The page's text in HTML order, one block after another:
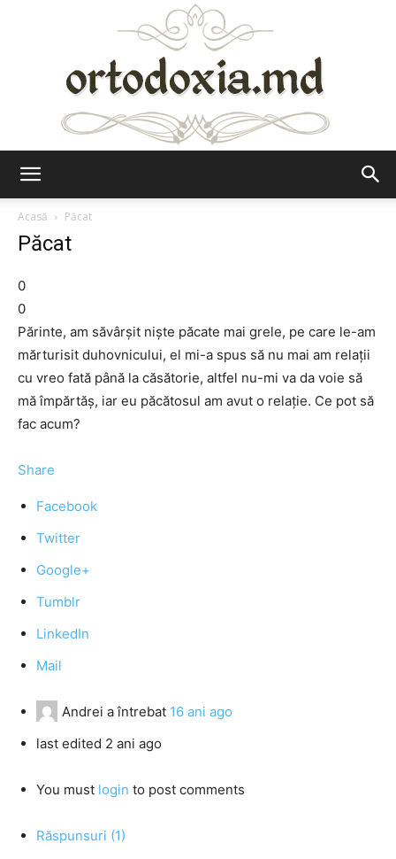
Acasă
Păcat
Păcat
0
0
Părinte, am săvârşit nişte păcate mai grele, pe care le-am
mărturisit duhovnicului, el mi-a spus să nu mai am relaţii
cu vreo fată până la căsătorie, altfel nu-mi va da voie să
mă împărtăş, iar eu păcătosul am avut o relaţie. Ce pot să
fac acum?
Share
Facebook
Twitter
Google+
Tumblr
LinkedIn
Mail
Andrei a întrebat 16 ani ago
last edited 2 ani ago
You must login to post comments
Răspunsuri (1)